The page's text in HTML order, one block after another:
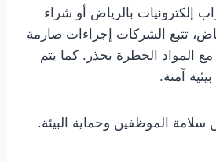
إلكترونيات بالرياض أو شراء
تتبع الشركات إجراءات صارمة
مع المواد الخطرة بحذر. كما يتم
آمنة.
الموظفين وحماية البيئة.